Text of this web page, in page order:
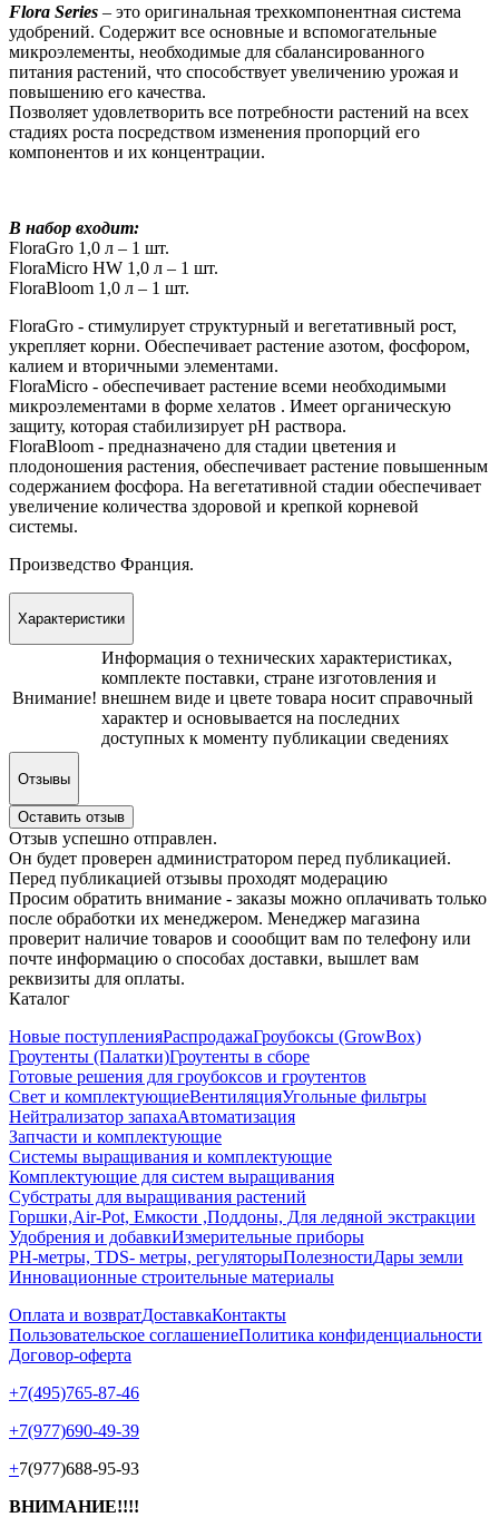
Flora Series – это оригинальная трехкомпонентная система
удобрений. Содержит все основные и вспомогательные
микроэлементы, необходимые для сбалансированного
питания растений, что способствует увеличению урожая и
повышению его качества.
Позволяет удовлетворить все потребности растений на всех
стадиях роста посредством изменения пропорций его
компонентов и их концентрации.
В набор входит:
FloraGro 1,0 л – 1 шт.
FloraMicro HW 1,0 л – 1 шт.
FloraBloom 1,0 л – 1 шт.
FloraGro - стимулирует структурный и вегетативный рост,
укрепляет корни. Обеспечивает растение азотом, фосфором,
калием и вторичными элементами.
FloraMicro - обеспечивает растение всеми необходимыми
микроэлементами в форме хелатов . Имеет органическую
защиту, которая стабилизирует рН раствора.
FloraBloom - предназначено для стадии цветения и
плодоношения растения, обеспечивает растение повышенным
содержанием фосфора. На вегетативной стадии обеспечивает
увеличение количества здоровой и крепкой корневой
системы.
Произведство Франция.
Характеристики
Внимание!
Информация о технических характеристиках,
комплекте поставки, стране изготовления и
внешнем виде и цвете товара носит справочный
характер и основывается на последних
доступных к моменту публикации сведениях
Отзывы
Оставить отзыв
Отзыв успешно отправлен.
Он будет проверен администратором перед публикацией.
Перед публикацией отзывы проходят модерацию
Просим обратить внимание - заказы можно оплачивать только
после обработки их менеджером. Менеджер магазина
проверит наличие товаров и соообщит вам по телефону или
почте информацию о способах доставки, вышлет вам
реквизиты для оплаты.
Каталог
Новые поступленияРаспродажаГроубоксы (GrowBox)
Гроутенты (Палатки)Гроутенты в сборе
Готовые решения для гроубоксов и гроутентов
Свет и комплектующиеВентиляцияУгольные фильтры
Нейтрализатор запахаАвтоматизация
Запчасти и комплектующие
Системы выращивания и комплектующие
Комплектующие для систем выращивания
Субстраты для выращивания растений
Горшки,Air-Pot, Емкости ,Поддоны, Для ледяной экстракции
Удобрения и добавкиИзмерительные приборы
РН-метры, TDS- метры, регуляторыПолезностиДары земли
Инновационные строительные материалы
Оплата и возвратДоставкаКонтакты
Пользовательское соглашениеПолитика конфиденциальности
Договор-оферта
+7(495)765-87-46
+7(977)690-49-39
+7(977)688-95-93
ВНИМАНИЕ!!!!